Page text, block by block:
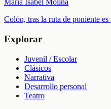
María Isabel Molina
Colón, tras la ruta de poniente
Explorar
Juvenil / Escolar
Clásicos
Narrativa
Desarrollo personal
Teatro